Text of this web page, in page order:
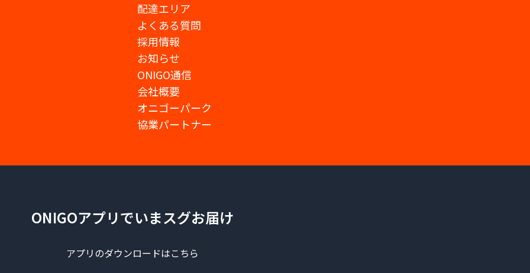
配達エリア
よくある質問
採用情報
お知らせ
ONIGO通信
会社概要
オニゴーパーク
協業パートナー
ONIGOアプリでいまスグお届け
アプリのダウンロードはこちら